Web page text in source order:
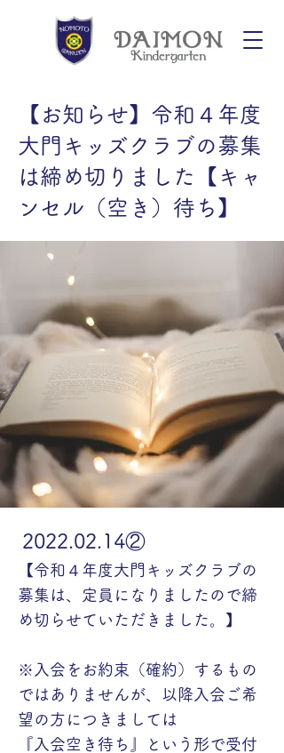
【お知らせ】令和４年度
大門キッズクラブの募集
は締め切りました【キャ
ンセル（空き）待ち】
2022.02.14②
【令和４年度大門キッズクラブの
募集は、定員になりましたので締
め切らせていただきました。】
※入会をお約束（確約）するもの
ではありませんが、以降入会ご希
望の方につきましては
『入会空き待ち』という形で受付